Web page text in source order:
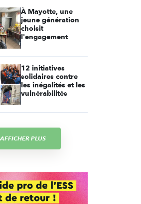
À Mayotte, une
jeune génération
choisit
l'engagement
12 initiatives
solidaires contre
les inégalités et les
vulnérabilités
AFFICHER PLUS